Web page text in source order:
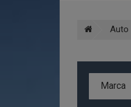
Auto
Marca